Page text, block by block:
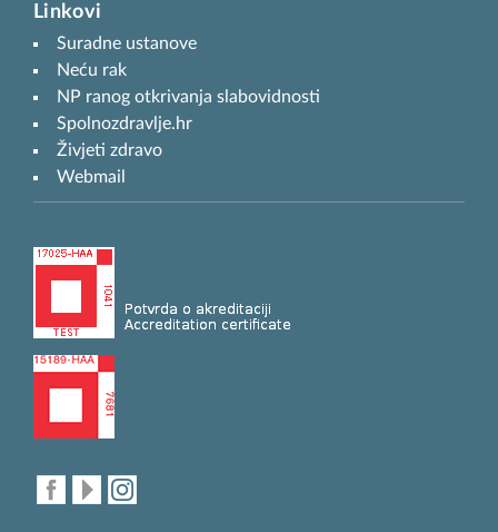
Linkovi
Suradne ustanove
Neću rak
NP ranog otkrivanja slabovidnosti
Spolnozdravlje.hr
Živjeti zdravo
Webmail